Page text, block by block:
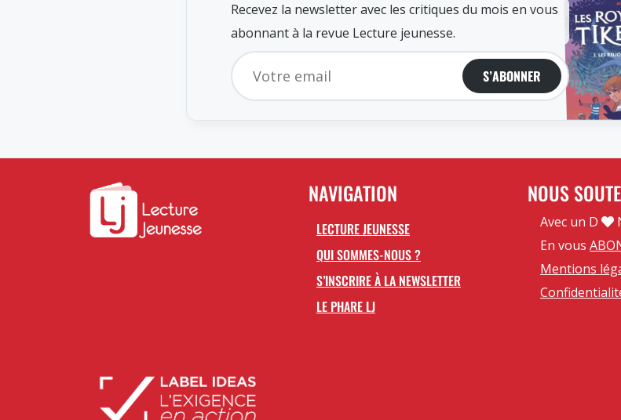
Recevez la newsletter avec les critiques du mois en vous
abonnant à la revue Lecture jeunesse.
S’ABONNER
NAVIGATION
LECTURE JEUNESSE
QUI SOMMES-NOUS ?
S’INSCRIRE À LA NEWSLETTER
LE PHARE LJ
NOUS
Avec un D
En vous
Mentions